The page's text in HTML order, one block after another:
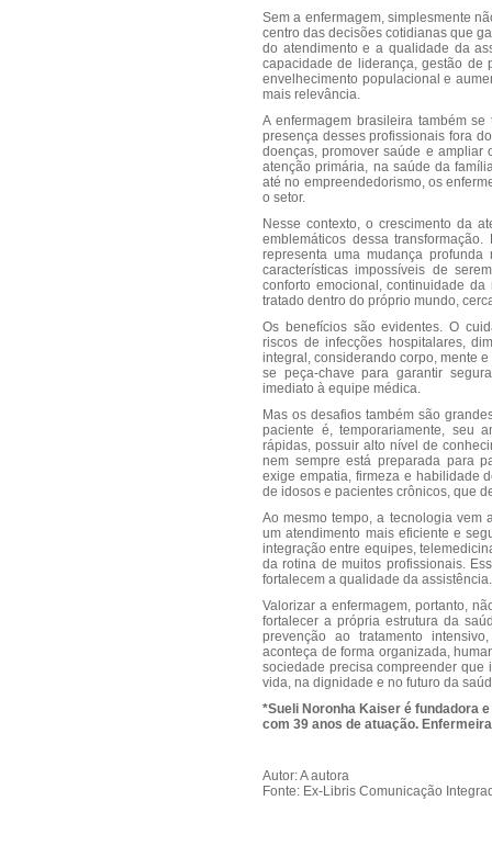
Sem a enfermagem, simplesmente
centro das decisões cotidianas que
do atendimento e a qualidade da
capacidade de liderança, gestão de
envelhecimento populacional e
mais relevância.
A enfermagem brasileira também
presença desses profissionais fora
doenças, promover saúde e ampliar
atenção primária, na saúde da
até no empreendedorismo, os
o setor.
Nesse contexto, o crescimento da
emblemáticos dessa
representa uma mudança
características impossíveis de
conforto emocional, continuidade
tratado dentro do próprio mundo,
Os benefícios são evidentes. O
riscos de infecções hospitalares,
integral, considerando corpo, mente
se peça-chave para garantir
imediato à equipe médica.
Mas os desafios também são
paciente é, temporariamente, seu
rápidas, possuir alto nível de
nem sempre está preparada para
exige empatia, firmeza e habilidade
de idosos e pacientes crônicos, que
Ao mesmo tempo, a tecnologia vem
um atendimento mais eficiente e
integração entre equipes,
da rotina de muitos profissionais.
fortalecem a qualidade da assistência.
Valorizar a enfermagem, portanto,
fortalecer a própria estrutura da
prevenção ao tratamento
aconteça de forma organizada,
sociedade precisa compreender que
vida, na dignidade e no futuro da
*Sueli Noronha Kaiser é fundadora
com 39 anos de atuação.
Autor: A autora
Fonte: Ex-Libris Comunicação